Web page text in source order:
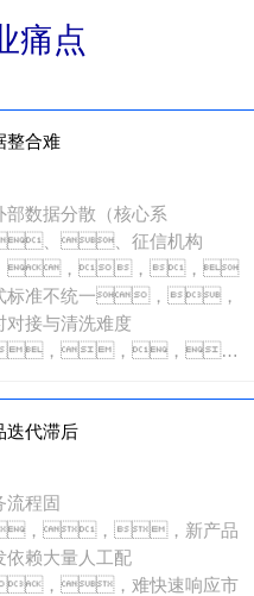
痛点
整合难
部数据分散（核心系
、、征信机构
，，，，
标准不统一，，
对接与清洗难度
，，，，
迭代滞后
流程固
，，，新产品
依赖大量人工配
，，难快速响应市